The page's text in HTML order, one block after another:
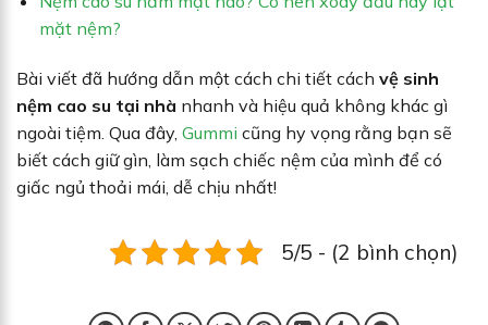
mặt nệm?
Bài viết đã hướng dẫn một cách chi tiết cách vệ sinh
nệm cao su tại nhà nhanh và hiệu quả không khác gì
ngoài tiệm. Qua đây, Gummi cũng hy vọng rằng bạn sẽ
biết cách giữ gìn, làm sạch chiếc nệm của mình để có
giấc ngủ thoải mái, dễ chịu nhất!
5/5 - (2 bình chọn)